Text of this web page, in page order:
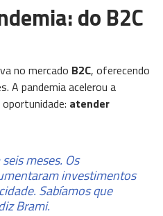
do B2C
no mercado B2C, oferecendo
A pandemia acelerou a
atender
meses. Os
investimentos
Sabíamos que
Brami.